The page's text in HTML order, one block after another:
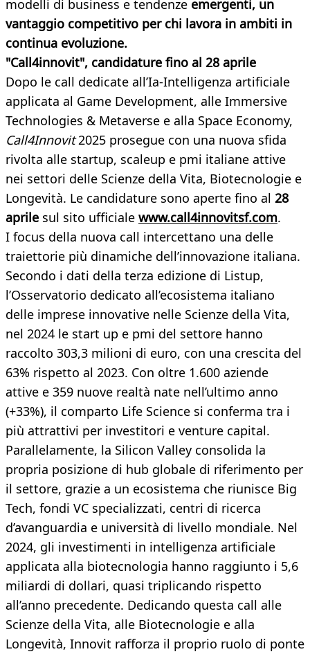
modelli di business e tendenze emergenti, un
vantaggio competitivo per chi lavora in ambiti in
continua evoluzione.
"Call4innovit", candidature fino al 28 aprile
Dopo le call dedicate all’Ia-Intelligenza artificiale
applicata al Game Development, alle Immersive
Technologies & Metaverse e alla Space Economy,
Call4Innovit2025 prosegue con una nuova sfida
rivolta alle startup, scaleup e pmi italiane attive
nei settori delle Scienze della Vita, Biotecnologie e
Longevità. Le candidature sono aperte fino al 28
aprile sul sito ufficiale www.call4innovitsf.com.
I focus della nuova call intercettano una delle
traiettorie più dinamiche dell’innovazione italiana.
Secondo i dati della terza edizione di Listup,
l’Osservatorio dedicato all’ecosistema italiano
delle imprese innovative nelle Scienze della Vita,
nel 2024 le start up e pmi del settore hanno
raccolto 303,3 milioni di euro, con una crescita del
63% rispetto al 2023. Con oltre 1.600 aziende
attive e 359 nuove realtà nate nell’ultimo anno
(+33%), il comparto Life Science si conferma tra i
più attrattivi per investitori e venture capital.
Parallelamente, la Silicon Valley consolida la
propria posizione di hub globale di riferimento per
il settore, grazie a un ecosistema che riunisce Big
Tech, fondi VC specializzati, centri di ricerca
d’avanguardia e università di livello mondiale. Nel
2024, gli investimenti in intelligenza artificiale
applicata alla biotecnologia hanno raggiunto i 5,6
miliardi di dollari, quasi triplicando rispetto
all’anno precedente. Dedicando questa call alle
Scienze della Vita, alle Biotecnologie e alla
Longevità, Innovit rafforza il proprio ruolo di ponte